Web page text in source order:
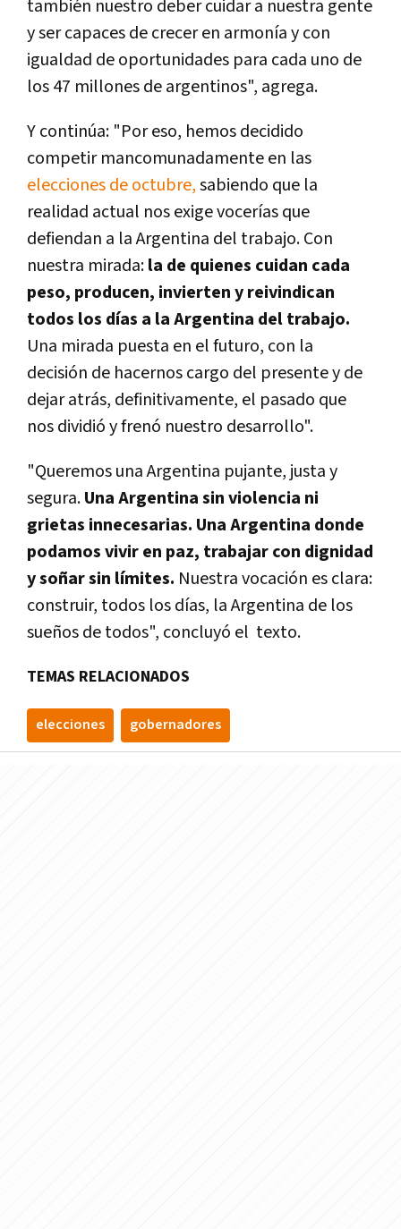
también nuestro deber cuidar a nuestra gente
y ser capaces de crecer en armonía y con
igualdad de oportunidades para cada uno de
los 47 millones de argentinos", agrega.
Y continúa: "Por eso, hemos decidido
competir mancomunadamente en las
elecciones de octubre,sabiendo que la
realidad actual nos exige vocerías que
defiendan a la Argentina del trabajo. Con
nuestra mirada:la de quienes cuidan cada
peso, producen, invierten y reivindican
todos los días a la Argentina del trabajo.
Una mirada puesta en el futuro, con la
decisión de hacernos cargo del presente y de
dejar atrás, definitivamente, el pasado que
nos dividió y frenó nuestro desarrollo".
"Queremos una Argentina pujante, justa y
segura.Una Argentina sin violencia ni
grietas innecesarias. Una Argentina donde
podamos vivir en paz, trabajar con dignidad
y soñar sin límites. Nuestra vocación es clara:
construir, todos los días, la Argentina de los
sueños de todos", concluyó el texto.
TEMAS RELACIONADOS
elecciones gobernadores